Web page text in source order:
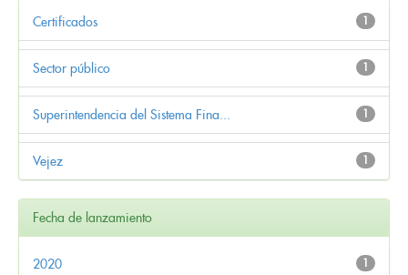
1
Certificados
1
Sector público
1
Superintendencia del Sistema Fina...
1
Vejez
Fecha de lanzamiento
1
2020